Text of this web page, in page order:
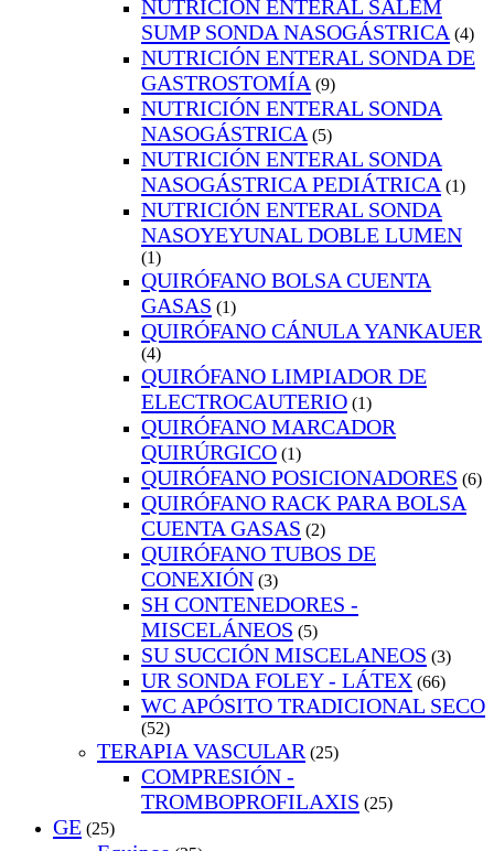
NUTRICIÓN ENTERAL SALEM
SUMP SONDA NASOGÁSTRICA (4)
NUTRICIÓN ENTERAL SONDA DE
GASTROSTOMÍA (9)
NUTRICIÓN ENTERAL SONDA
NASOGÁSTRICA (5)
NUTRICIÓN ENTERAL SONDA
NASOGÁSTRICA PEDIÁTRICA (1)
NUTRICIÓN ENTERAL SONDA
NASOYEYUNAL DOBLE LUMEN
(1)
QUIRÓFANO BOLSA CUENTA
GASAS (1)
QUIRÓFANO CÁNULA YANKAUER
(4)
QUIRÓFANO LIMPIADOR DE
ELECTROCAUTERIO (1)
QUIRÓFANO MARCADOR
QUIRÚRGICO (1)
QUIRÓFANO POSICIONADORES (6)
QUIRÓFANO RACK PARA BOLSA
CUENTA GASAS (2)
QUIRÓFANO TUBOS DE
CONEXIÓN (3)
SH CONTENEDORES -
MISCELÁNEOS (5)
SU SUCCIÓN MISCELANEOS (3)
UR SONDA FOLEY - LÁTEX (66)
WC APÓSITO TRADICIONAL SECO
(52)
TERAPIA VASCULAR (25)
COMPRESIÓN -
TROMBOPROFILAXIS (25)
GE (25)